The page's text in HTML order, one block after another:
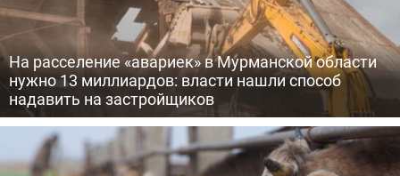
На расселение «авариек» в Мурманской области
нужно 13 миллиардов: власти нашли способ
надавить на застройщиков